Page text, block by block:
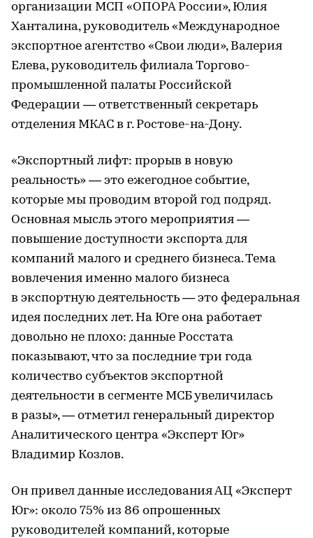
организации МСП «ОПОРА России», Юлия
Ханталина, руководитель «Международное
экспортное агентство «Свои люди», Валерия
Елева, руководитель филиала Торгово-
промышленной палаты Российской
Федерации — ответственный секретарь
отделения МКАС в г. Ростове-на-Дону.
«Экспортный лифт: прорыв в новую
реальность» — это ежегодное событие,
которые мы проводим второй год подряд.
Основная мысль этого мероприятия —
повышение доступности экспорта для
компаний малого и среднего бизнеса. Тема
вовлечения именно малого бизнеса
в экспортную деятельность — это федеральная
идея последних лет. На Юге она работает
довольно не плохо: данные Росстата
показывают, что за последние три года
количество субъектов экспортной
деятельности в сегменте МСБ увеличилась
в разы», — отметил генеральный директор
Аналитического центра «Эксперт Юг»
Владимир Козлов.
Он привел данные исследования АЦ «Эксперт
Юг»: около 75% из 86 опрошенных
руководителей компаний, которые